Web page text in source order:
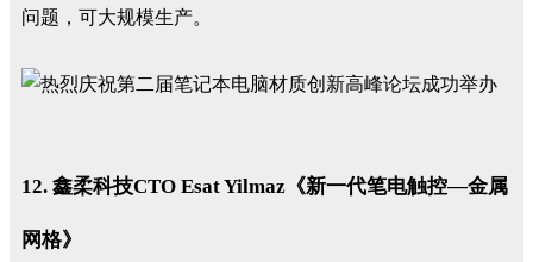
问题，可大规模生产。
12. 鑫柔科技CTO Esat Yilmaz《新一代笔电触控—金属
网格》